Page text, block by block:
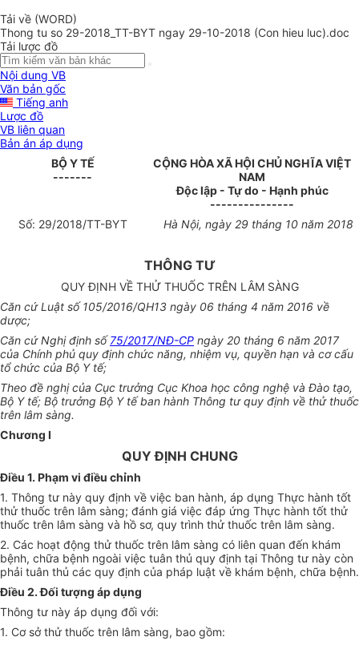
Tải về (WORD)
Thong tu so 29-2018_TT-BYT ngay 29-10-2018 (Con hieu luc).doc
Tải lược đồ
Nội dung VB
Văn bản gốc
Tiếng anh
Lược đồ
VB liên quan
Bản án áp dụng
BỘ Y TẾ
-------
CỘNG HÒA XÃ HỘI CHỦ NGHĨA VIỆT
NAM
Độc lập - Tự do - Hạnh phúc
---------------
Số: 29/2018/TT-BYT Hà Nội, ngày 29 tháng 10năm 2018
THÔNG TƯ
QUY ĐỊNH VỀ THỬ THUỐC TRÊN LÂM SÀNG
Căn cứ Luật số105/2016/QH13 ngày 06 tháng 4 năm 2016 về
dược;
Căn cứ Nghị định số75/2017/NĐ-CP ngày 20 tháng 6 năm 2017
của Chính phủ quy định chức năng, nhiệm vụ, quyền hạn và cơ cấu
tổ chức của Bộ Y tế;
Theo đề nghị của Cục trưởng Cục Khoa học công nghệ và Đào tạo,
Bộ Y tế; Bộ trưởng Bộ Y tế ban hành Thông tư quy định về thử thuốc
trên lâm sàng.
Chương I
QUY ĐỊNH CHUNG
Điều 1. Phạm vi điều chỉnh
1. Thông tư này quy định về việc ban hành, áp dụng Thực hành tốt
thử thuốc trên lâm sàng; đánh giá việc đáp ứng Thực hành tốt thử
thuốc trên lâm sàng và hồ sơ, quy trình thử thuốc trên lâm sàng.
2. Các hoạt động thử thuốc trên lâm sàng có liên quan đến khám
bệnh, chữa bệnh ngoài việc tuân thủ quy định tại Thông tư này còn
phải tuân thủ các quy định của pháp luật về khám bệnh, chữa bệnh.
Điều 2. Đối tượng áp dụng
Thông tư này áp dụng đối với:
1. Cơ sở thử thuốc trên lâm sàng, bao gồm: